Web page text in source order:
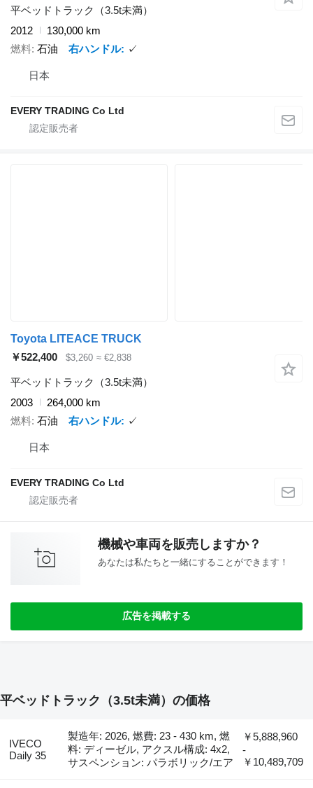
平ベッドトラック（3.5t未満）
2012
130,000 km
燃料 石油 右ハンドル ✓
日本
EVERY TRADING Co Ltd
Toyota LITEACE TRUCK
￥522,400
$3,260 ≈ €2,838
平ベッドトラック（3.5t未満）
2003
264,000 km
燃料 石油 右ハンドル ✓
日本
EVERY TRADING Co Ltd
機械や車両を販売しますか？
あなたは私たちと一緒にすることができます！
広告を掲載する
平ベッドトラック（3.5t未満）の価格
IVECO
Daily 35
製造年: 2026, 燃費: 23 - 430 km, 燃
料: ディーゼル, アクスル構成: 4x2,
サスペンション: パラボリック/エア
￥5,888,960
-
￥10,489,709